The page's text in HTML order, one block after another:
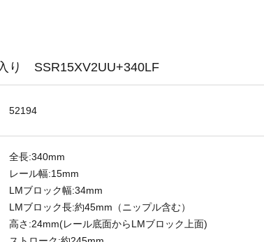
り SSR15XV2UU+340LF
52194
全長:340mm
レール幅:15mm
LMブロック幅:34mm
LMブロック長:約45mm（ニップル含む）
高さ:24mm(レール底面からLMブロック上面)